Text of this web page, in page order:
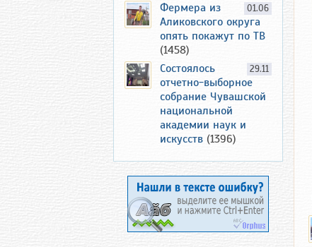
01.06
Фермера из
Аликовского округа
опять покажут по ТВ
(1458)
29.11
Состоялось
отчетно-выборное
собрание Чувашской
национальной
академии наук и
искусств (1396)